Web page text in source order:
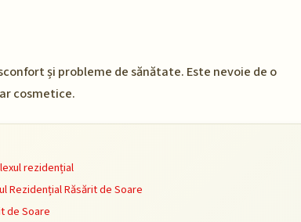
și probleme de sănătate. Este nevoie de o
cosmetice.
rezidențial
Rezidențial Răsărit de Soare
de Soare